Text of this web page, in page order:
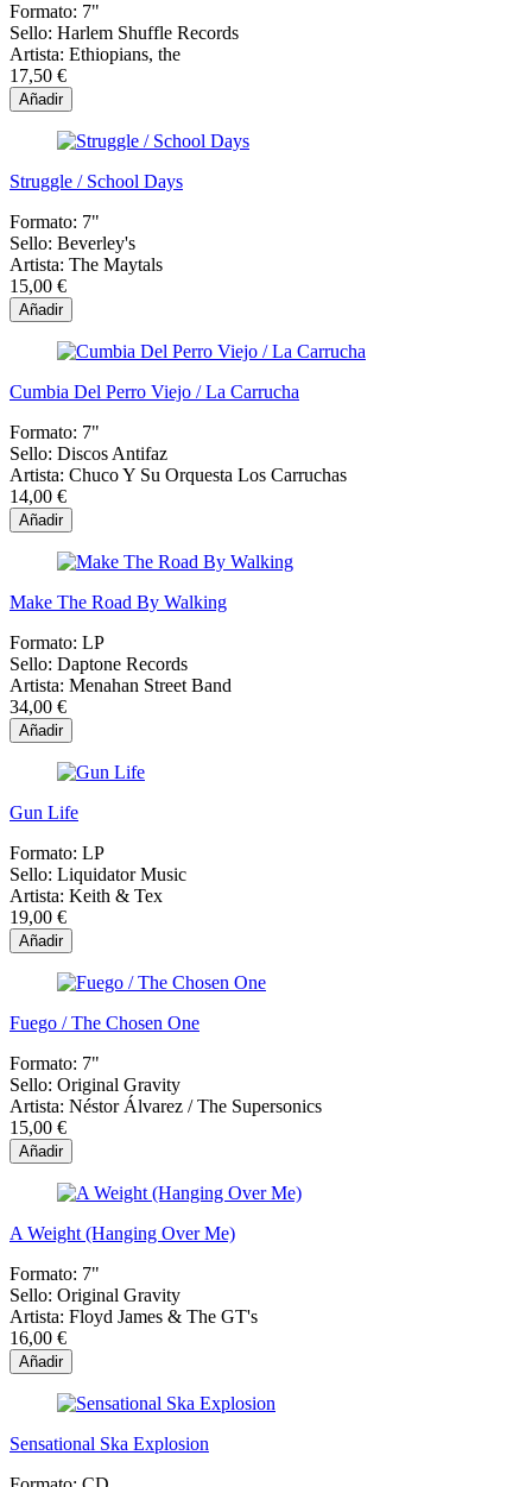
Formato: 7"
Sello: Harlem Shuffle Records
Artista: Ethiopians, the
17,50 €
Añadir
Struggle / School Days
Formato: 7"
Sello: Beverley's
Artista: The Maytals
15,00 €
Añadir
Cumbia Del Perro Viejo / La Carrucha
Formato: 7"
Sello: Discos Antifaz
Artista: Chuco Y Su Orquesta Los Carruchas
14,00 €
Añadir
Make The Road By Walking
Formato: LP
Sello: Daptone Records
Artista: Menahan Street Band
34,00 €
Añadir
Gun Life
Formato: LP
Sello: Liquidator Music
Artista: Keith & Tex
19,00 €
Añadir
Fuego / The Chosen One
Formato: 7"
Sello: Original Gravity
Artista: Néstor Álvarez / The Supersonics
15,00 €
Añadir
A Weight (Hanging Over Me)
Formato: 7"
Sello: Original Gravity
Artista: Floyd James & The GT's
16,00 €
Añadir
Sensational Ska Explosion